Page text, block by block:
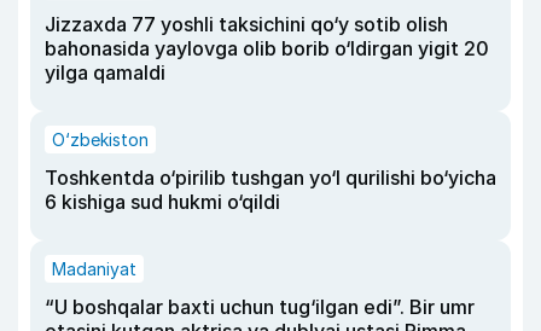
Jizzaxda 77 yoshli taksichini qo‘y sotib olish
bahonasida yaylovga olib borib o‘ldirgan yigit 20
yilga qamaldi
O‘zbekiston
Toshkentda o‘pirilib tushgan yo‘l qurilishi bo‘yicha
6 kishiga sud hukmi o‘qildi
Madaniyat
“U boshqalar baxti uchun tug‘ilgan edi”. Bir umr